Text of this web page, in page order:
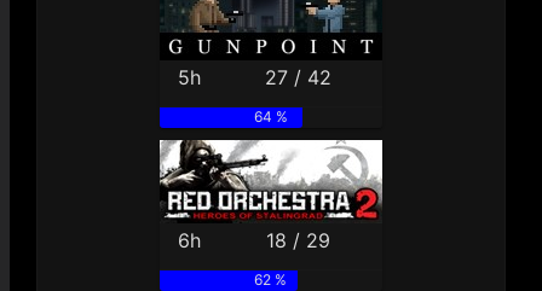
5h 27 / 42
64 %
6h 18 / 29
62 %